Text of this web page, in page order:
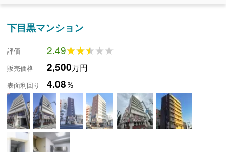
下目黒マンション
評価 2.49★★★★★
★★★★★
販売価格 2,500万円
表面利回り 4.08％